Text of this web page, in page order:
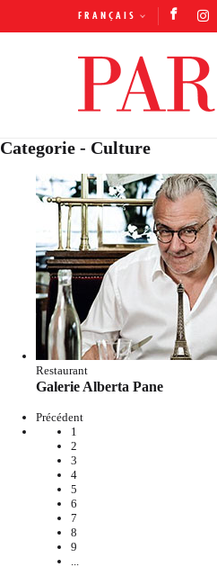
FRANÇAIS
Categorie - Culture
Restaurant
Galerie Alberta Pane
Précédent
1
2
3
4
5
6
7
8
9